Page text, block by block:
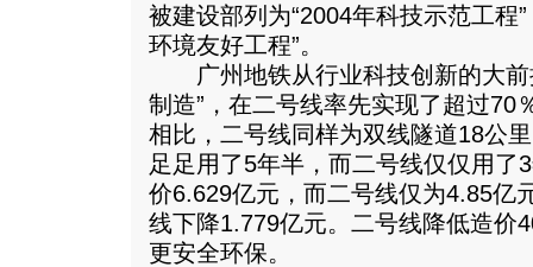
被建设部列为“2004年科技示范工程
环境友好工程”。
广州地铁从行业科技创新的大前
制造”，在二号线率先实现了超过70
相比，二号线同样为双线隧道18公
足足用了5年半，而二号线仅仅用了
价6.629亿元，而二号线仅为4.85亿
线下降1.779亿元。二号线降低造价
更安全环保。